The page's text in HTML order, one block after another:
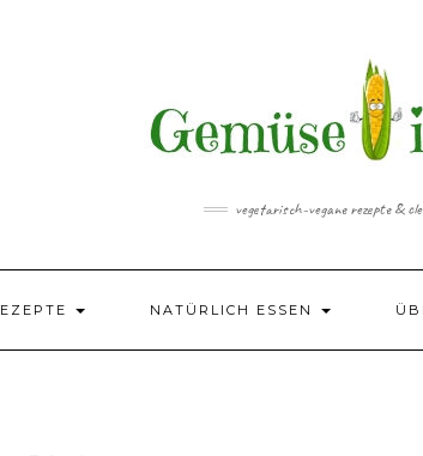
vegetarisch-vegane rezepte &
NATÜRLICH ESSEN